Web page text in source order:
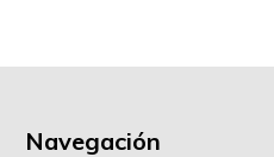
Navegación